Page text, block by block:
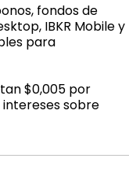
fondos de
IBKR Mobile y
para
$0,005 por
intereses sobre